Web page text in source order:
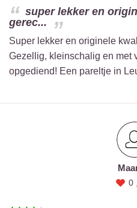
super lekker en
gerec...
Super lekker en originele
Gezellig, kleinschalig en met
opgediend! Een pareltje in
0